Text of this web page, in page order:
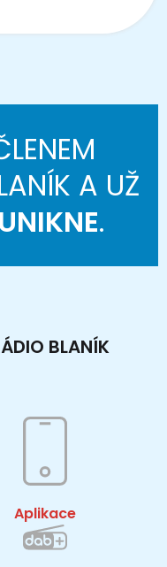
A UŽ
.
BLANÍK
Aplikace